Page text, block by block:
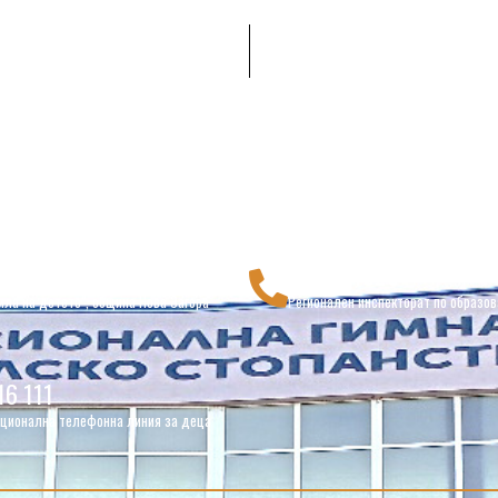
на детето", община Нова Загора Регионален инспекторат по
111
телефонна линия за деца